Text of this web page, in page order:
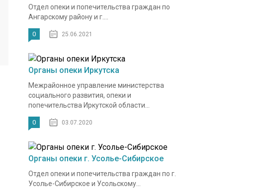
Отдел опеки и попечительства граждан по
Ангарскому району и г....
0 25.06.2021
Органы опеки Иркутска
Межрайонное управление министерства
социального развития, опеки и
попечительства Иркутской области...
0 03.07.2020
Органы опеки г. Усолье-Сибирское
Отдел опеки и попечительства граждан по г.
Усолье-Сибирское и Усольскому...